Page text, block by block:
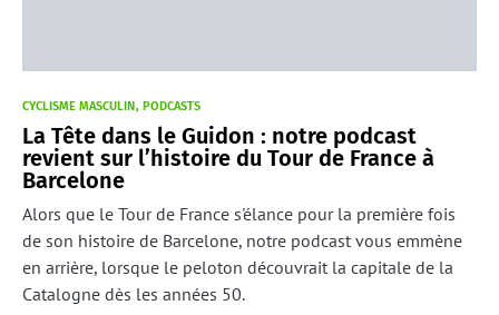
CYCLISME MASCULIN PODCASTS
La Tête dans le Guidon : notre podcast
revient sur l’histoire du Tour de France à
Barcelone
Alors que le Tour de France s'élance pour la première fois
de son histoire de Barcelone, notre podcast vous emmène
en arrière, lorsque le peloton découvrait la capitale de la
Catalogne dès les années 50.